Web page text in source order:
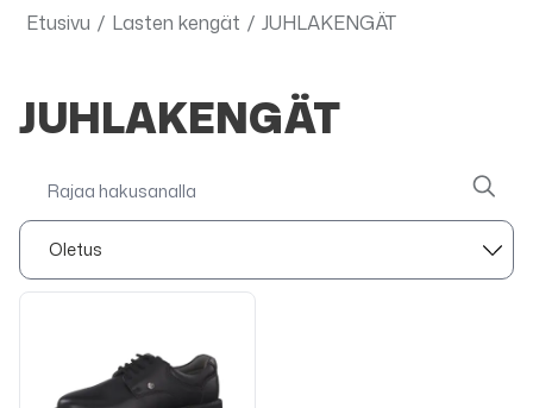
Etusivu / Lasten kengät / JUHLAKENGÄT
JUHLAKENGÄT